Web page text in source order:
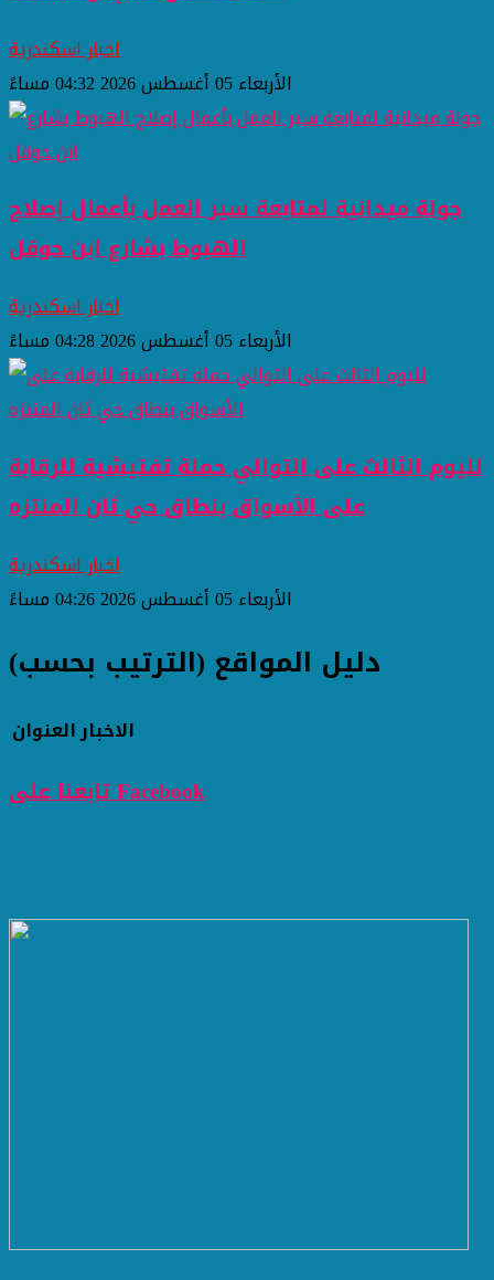
اخبار اسكندرية
الأربعاء 05 أغسطس 2026 04:32 مساءً
جولة ميدانية لمتابعة سير العمل بأعمال إصلاح
الهبوط بشارع ابن حوقل
اخبار اسكندرية
الأربعاء 05 أغسطس 2026 04:28 مساءً
لليوم الثالث على التوالي حملة تفتيشية للرقابة
على الأسواق بنطاق حي ثان المنتزه
اخبار اسكندرية
الأربعاء 05 أغسطس 2026 04:26 مساءً
دليل المواقع (الترتيب بحسب)
العنوانالاخبار
تابعنا على Facebook